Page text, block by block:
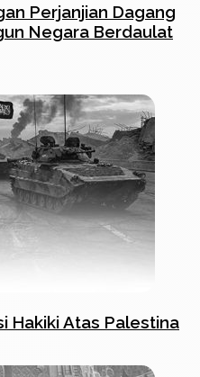
Perjanjian Dagang
Negara Berdaulat
Hakiki Atas Palestina